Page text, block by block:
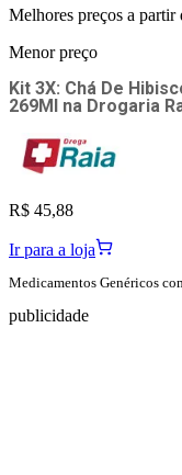
Melhores preços a partir
Menor preço
Kit 3X: Chá De
269Ml na Drogaria
R$ 45,88
Ir para a loja
Medicamentos Genéricos
publicidade